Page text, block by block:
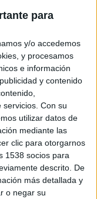
para
y/o accedemos
y procesamos
e información
y contenido
servicios. Con su
utilizar datos de
mediante las
clic para otorgarnos
1538 socios para
descrito. De
más detallada y
o negar su